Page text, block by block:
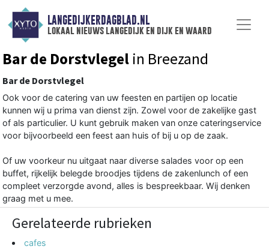
LANGEDIJKERDAGBLAD.NL
lokaal nieuws langedijk en dijk en waard
Bar de Dorstvlegel in Breezand
Bar de Dorstvlegel
Ook voor de catering van uw feesten en partijen op locatie
kunnen wij u prima van dienst zijn. Zowel voor de zakelijke gast
of als particulier. U kunt gebruik maken van onze cateringservice
voor bijvoorbeeld een feest aan huis of bij u op de zaak.
Of uw voorkeur nu uitgaat naar diverse salades voor op een
buffet, rijkelijk belegde broodjes tijdens de zakenlunch of een
compleet verzorgde avond, alles is bespreekbaar. Wij denken
graag met u mee.
Gerelateerde rubrieken
cafes